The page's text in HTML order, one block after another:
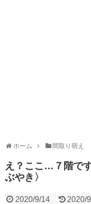
ホーム 間取り萌え
え？ここ…７階で
ぶやき〉
2020/9/14 2020/